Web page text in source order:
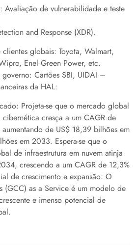
Avaliação de vulnerabilidade e teste
and Response (XDR).
globais: Toyota, Walmart,
Enel Green Power, etc.
Cartões SBI, UIDAI –
da HAL:
Projeta-se que o mercado global
cresça a um CAGR de
de US$ 18,39 bilhões em
em 2033. Espera-se que o
de infraestrutura em nuvem atinja
crescendo a um CAGR de 12,3%
de crescimento e expansão: O
(GCC) as a Service é um modelo de
e imenso potencial de